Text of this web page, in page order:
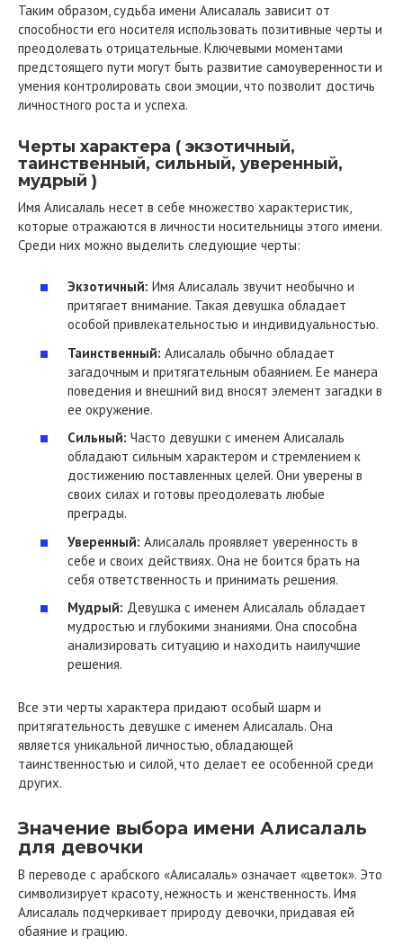
Таким образом, судьба имени Алисалаль зависит от
способности его носителя использовать позитивные черты и
преодолевать отрицательные. Ключевыми моментами
предстоящего пути могут быть развитие самоуверенности и
умения контролировать свои эмоции, что позволит достичь
личностного роста и успеха.
Черты характера ( экзотичный,
таинственный, сильный, уверенный,
мудрый )
Имя Алисалаль несет в себе множество характеристик,
которые отражаются в личности носительницы этого имени.
Среди них можно выделить следующие черты:
Экзотичный: Имя Алисалаль звучит необычно и
притягает внимание. Такая девушка обладает
особой привлекательностью и индивидуальностью.
Таинственный: Алисалаль обычно обладает
загадочным и притягательным обаянием. Ее манера
поведения и внешний вид вносят элемент загадки в
ее окружение.
Сильный: Часто девушки с именем Алисалаль
обладают сильным характером и стремлением к
достижению поставленных целей. Они уверены в
своих силах и готовы преодолевать любые
преграды.
Уверенный: Алисалаль проявляет уверенность в
себе и своих действиях. Она не боится брать на
себя ответственность и принимать решения.
Мудрый: Девушка с именем Алисалаль обладает
мудростью и глубокими знаниями. Она способна
анализировать ситуацию и находить наилучшие
решения.
Все эти черты характера придают особый шарм и
притягательность девушке с именем Алисалаль. Она
является уникальной личностью, обладающей
таинственностью и силой, что делает ее особенной среди
других.
Значение выбора имени Алисалаль
для девочки
В переводе с арабского «Алисалаль» означает «цветок». Это
символизирует красоту, нежность и женственность. Имя
Алисалаль подчеркивает природу девочки, придавая ей
обаяние и грацию.